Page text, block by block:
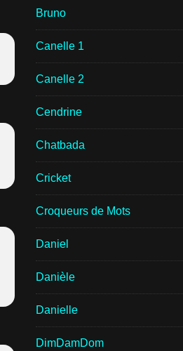
Bruno
Canelle 1
Canelle 2
Cendrine
Chatbada
Cricket
Croqueurs de Mots
Daniel
Danièle
Danielle
DimDamDom